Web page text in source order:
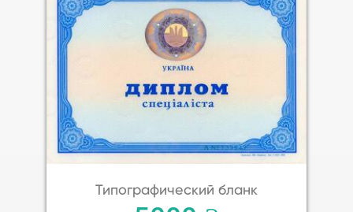
Типографический бланк